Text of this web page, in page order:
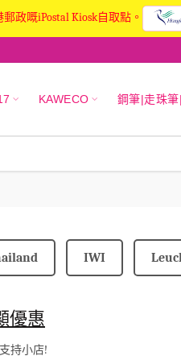
政嘅iPostal Kiosk自取點。
KAWECO 鋼筆|走珠
IWI
優惠
持小店!